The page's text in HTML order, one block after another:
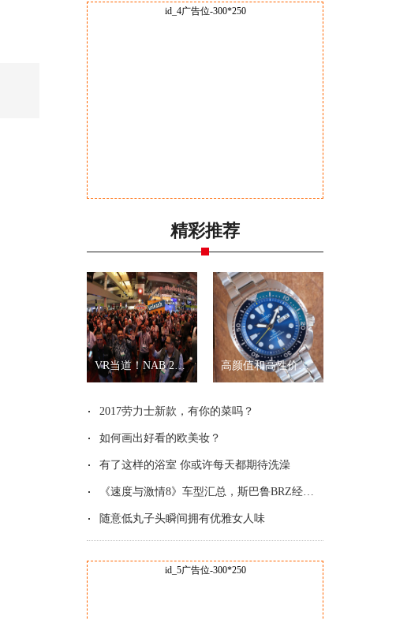
id_4广告位-300*250
精彩推荐
VR当道！NAB 2017展会全景拍摄新品一览 高颜值和高性价比？就是精工“乌龟”和“武士”
2017劳力士新款，有你的菜吗？
如何画出好看的欧美妆？
有了这样的浴室 你或许每天都期待洗澡
《速度与激情8》车型汇总，斯巴鲁BRZ经典改
随意低丸子头瞬间拥有优雅女人味
id_5广告位-300*250